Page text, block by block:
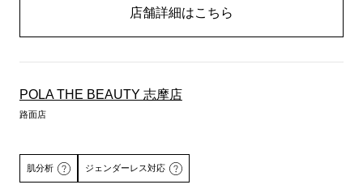
店舗詳細はこちら
POLA THE BEAUTY 志摩店
路面店
肌分析 ジェンダーレス対応